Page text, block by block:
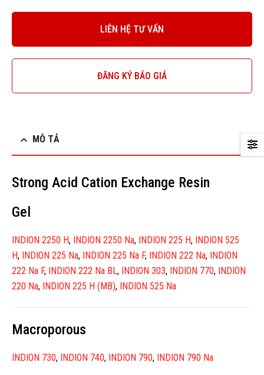
LIÊN HỆ TƯ VẤN
ĐĂNG KÝ BÁO GIÁ
MÔ TẢ
Strong Acid Cation Exchange Resin
Gel
INDION 2250 H, INDION 2250 Na, INDION 225 H, INDION 525
H, INDION 225 Na, INDION 225 Na F, INDION 222 Na, INDION
222 Na F, INDION 222 Na BL, INDION 303, INDION 770, INDION
220 Na, INDION 225 H (MB), INDION 525 Na
Macroporous
INDION 730, INDION 740, INDION 790, INDION 790 Na